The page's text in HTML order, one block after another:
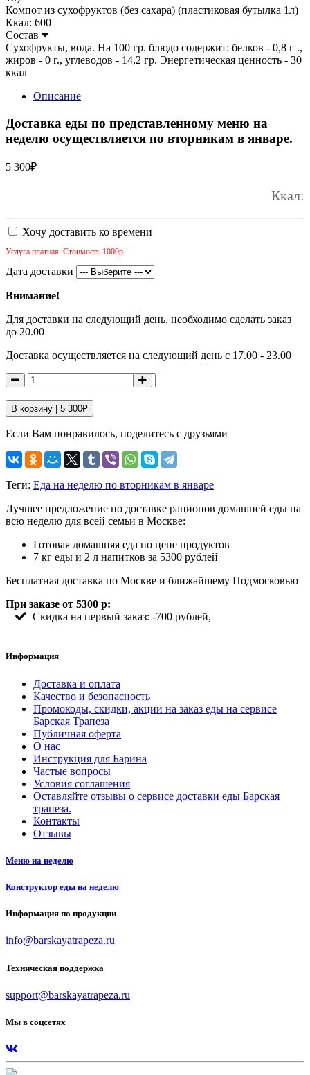
Компот из сухофруктов (без сахара) (пластиковая бутылка 1л)
Ккал: 600
Состав
Сухофрукты, вода. На 100 гр. блюдо содержит: белков - 0,8 г .,
жиров - 0 г., углеводов - 14,2 гр. Энергетическая ценность - 30
ккал
Описание
Доставка еды по представленному меню на
неделю осуществляется по вторникам в январе.
5 300₽
Ккал:
Хочу доставить ко времени
Услуга платная. Стоимость 1000р.
Дата доставки
Внимание!
Для доставки на следующий день, необходимо сделать заказ
до 20.00
Доставка осуществляется на следующий день с 17.00 - 23.00
В корзину | 5 300₽
Если Вам понравилось, поделитесь с друзьями
Теги: Еда на неделю по вторникам в январе
Лучшее предложение по доставке рационов домашней еды на
всю неделю для всей семьи в Москве:
Готовая домашняя еда по цене продуктов
7 кг еды и 2 л напитков за 5300 рублей
Бесплатная доставка по Москве и ближайшему Подмосковью
При заказе от 5300 р:
Скидка на первый заказ: -700 рублей,
Информация
Доставка и оплата
Качество и безопасность
Промокоды, скидки, акции на заказ еды на сервисе
Барская Трапеза
Публичная оферта
О нас
Инструкция для Барина
Частые вопросы
Условия соглашения
Оставляйте отзывы о сервисе доставки еды Барская
трапеза.
Контакты
Отзывы
Меню на неделю
Конструктор еды на неделю
Информация по продукции
info@barskayatrapeza.ru
Техническая поддержка
support@barskayatrapeza.ru
Мы в соцсетях